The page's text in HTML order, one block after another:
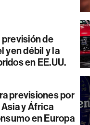
previsión de
yen débil y la
en EE.UU.
previsiones por
y África
en Europa